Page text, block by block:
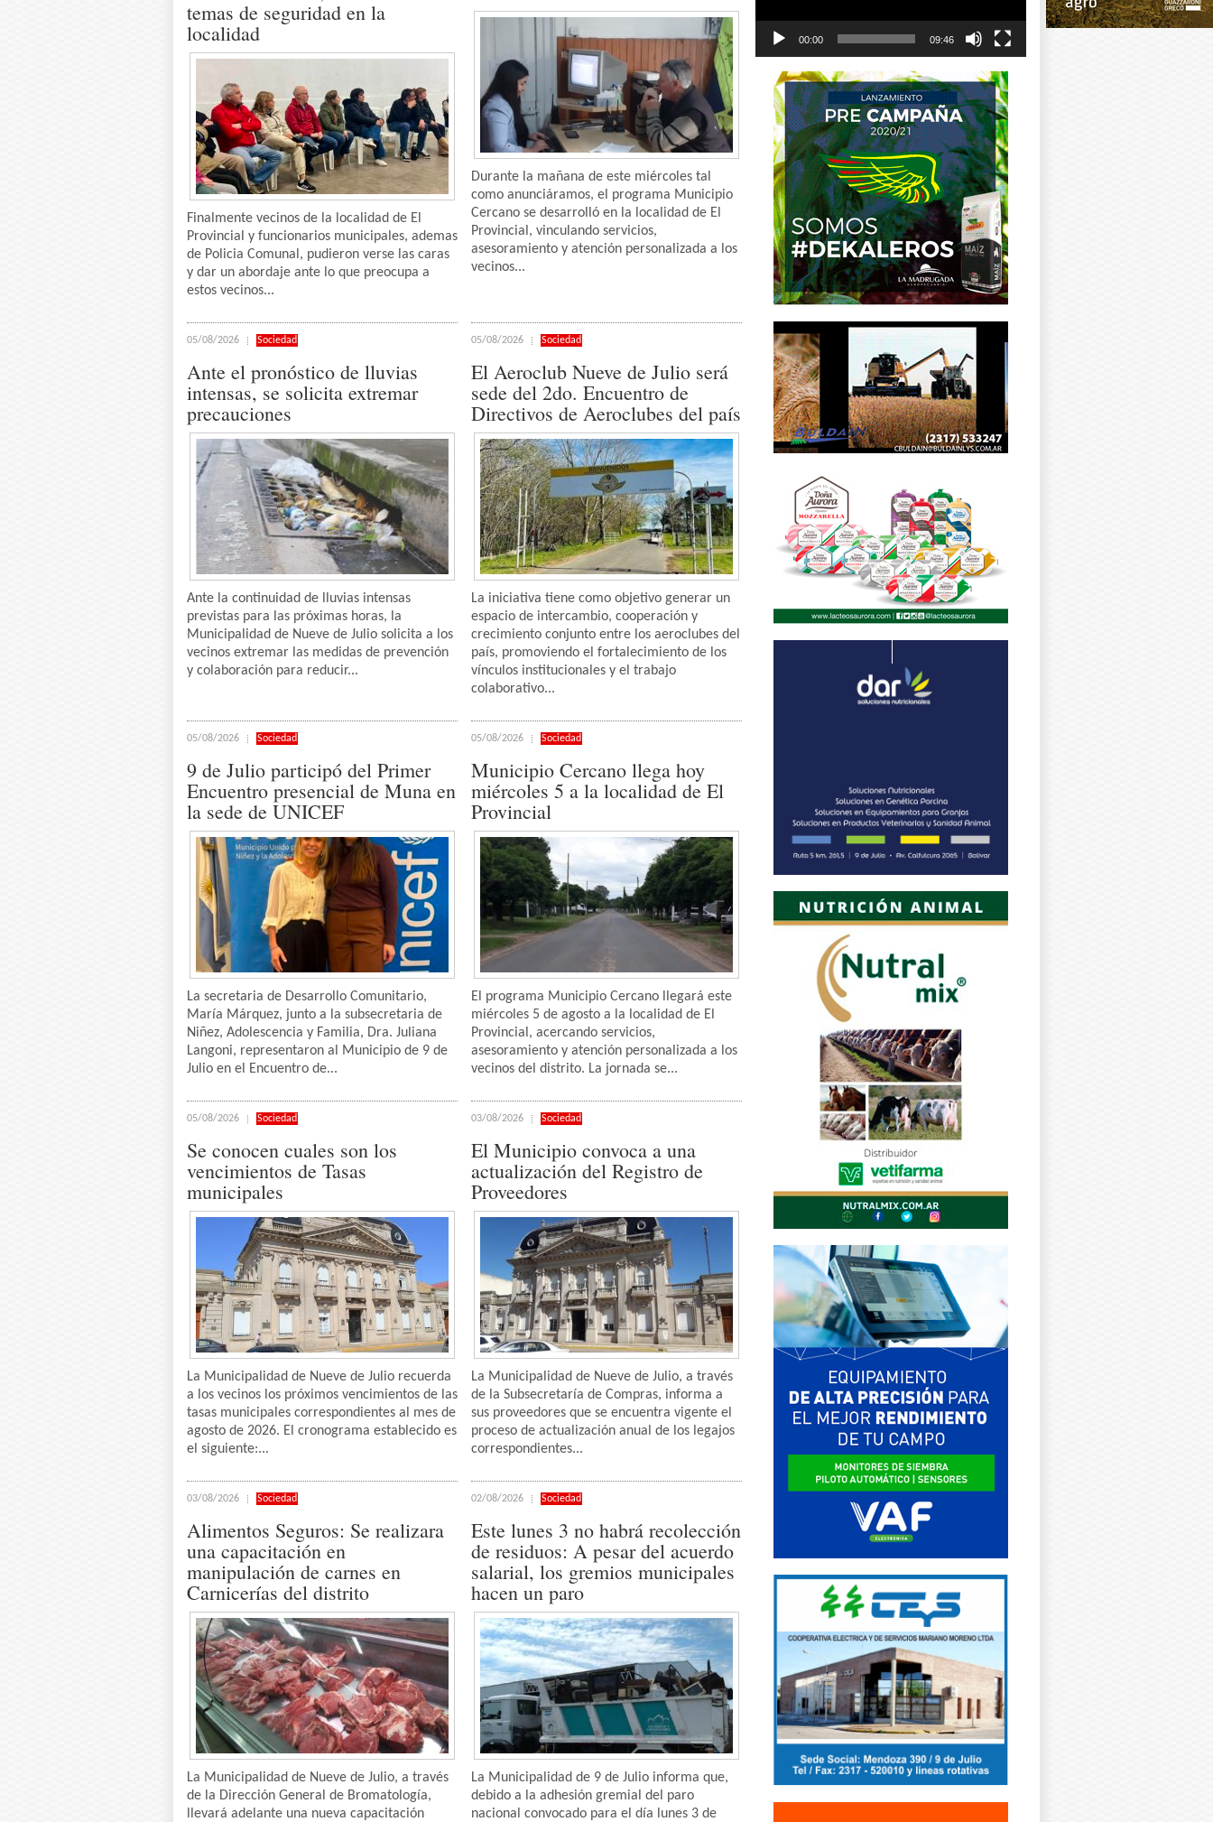
temas de seguridad en la
localidad
Finalmente vecinos de la localidad de El
Provincial y funcionarios municipales, ademas
de Policia Comunal, pudieron verse las caras
y dar un abordaje ante lo que preocupa a
estos vecinos...
Durante la mañana de este miércoles tal
como anunciáramos, el programa Municipio
Cercano se desarrolló en la localidad de El
Provincial, vinculando servicios,
asesoramiento y atención personalizada a los
vecinos...
05/08/2026 Sociedad
Ante el pronóstico de lluvias
intensas, se solicita extremar
precauciones
Ante la continuidad de lluvias intensas
previstas para las próximas horas, la
Municipalidad de Nueve de Julio solicita a los
vecinos extremar las medidas de prevención
y colaboración para reducir...
05/08/2026 Sociedad
El Aeroclub Nueve de Julio será
sede del 2do. Encuentro de
Directivos de Aeroclubes del país
La iniciativa tiene como objetivo generar un
espacio de intercambio, cooperación y
crecimiento conjunto entre los aeroclubes del
país, promoviendo el fortalecimiento de los
vínculos institucionales y el trabajo
colaborativo...
05/08/2026 Sociedad
9 de Julio participó del Primer
Encuentro presencial de Muna en
la sede de UNICEF
La secretaria de Desarrollo Comunitario,
María Márquez, junto a la subsecretaria de
Niñez, Adolescencia y Familia, Dra. Juliana
Langoni, representaron al Municipio de 9 de
Julio en el Encuentro de...
05/08/2026 Sociedad
Municipio Cercano llega hoy
miércoles 5 a la localidad de El
Provincial
El programa Municipio Cercano llegará este
miércoles 5 de agosto a la localidad de El
Provincial, acercando servicios,
asesoramiento y atención personalizada a los
vecinos del distrito. La jornada se...
05/08/2026 Sociedad
Se conocen cuales son los
vencimientos de Tasas
municipales
La Municipalidad de Nueve de Julio recuerda
a los vecinos los próximos vencimientos de las
tasas municipales correspondientes al mes de
agosto de 2026. El cronograma establecido es
el siguiente:...
03/08/2026 Sociedad
El Municipio convoca a una
actualización del Registro de
Proveedores
La Municipalidad de Nueve de Julio, a través
de la Subsecretaría de Compras, informa a
sus proveedores que se encuentra vigente el
proceso de actualización anual de los legajos
correspondientes...
03/08/2026 Sociedad
Alimentos Seguros: Se realizara
una capacitación en
manipulación de carnes en
Carnicerías del distrito
La Municipalidad de Nueve de Julio, a través
de la Dirección General de Bromatología,
llevará adelante una nueva capacitación
02/08/2026 Sociedad
Este lunes 3 no habrá recolección
de residuos: A pesar del acuerdo
salarial, los gremios municipales
hacen un paro
La Municipalidad de 9 de Julio informa que,
debido a la adhesión gremial del paro
nacional convocado para el día lunes 3 de
00:00 09:46